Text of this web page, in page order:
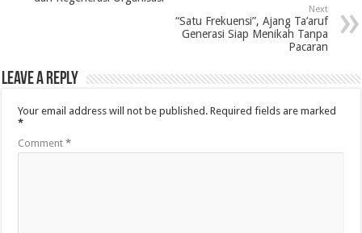
Next
“Satu Frekuensi”, Ajang Ta’aruf
Generasi Siap Menikah Tanpa
Pacaran
Leave a Reply
Your email address will not be published. Required fields are marked
*
Comment*